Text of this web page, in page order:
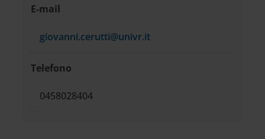
E-mail
giovanni.cerutti@univr.it
Telefono
0458028404